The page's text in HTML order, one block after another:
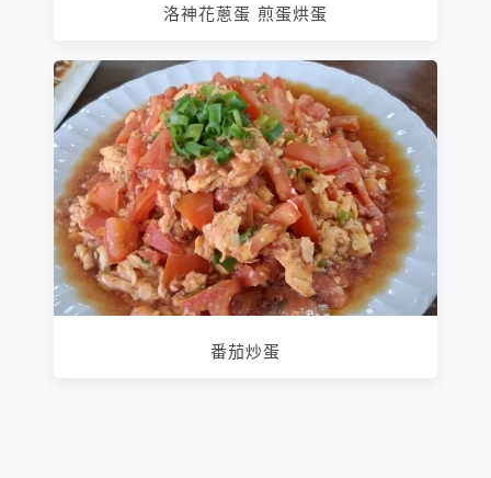
洛神花蔥蛋 煎蛋烘蛋
番茄炒蛋